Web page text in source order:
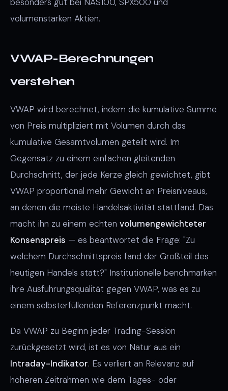
volumenstarken Aktien.
VWAP-Berechnungen
verstehen
VWAP wird berechnet, indem die kumulative Summe
von Preis multipliziert mit Volumen durch das
kumulative Gesamtvolumen geteilt wird. Im
Gegensatz zu einem einfachen gleitenden
Durchschnitt, der jede Kerze gleich gewichtet, gibt
VWAP proportional mehr Gewicht an Preisniveaus,
an denen die meiste Handelsaktivität stattfand. Das
macht ihn zu einem echten volumengewichteter
Konsenspreis — es beantwortet die Frage: "Zu
welchem Durchschnittspreis fand der Großteil des
heutigen Handels statt?" Institutionelle benchmarken
ihre Ausführungsqualität gegen VWAP, was es zu
einem selbsterfüllenden Referenzpunkt macht.
Da VWAP zu Beginn jeder Trading-Session
zurückgesetzt wird, ist es von Natur aus ein
Intraday-Indikator. Es verliert an Relevanz auf
höheren Zeitrahmen wie dem Tages- oder